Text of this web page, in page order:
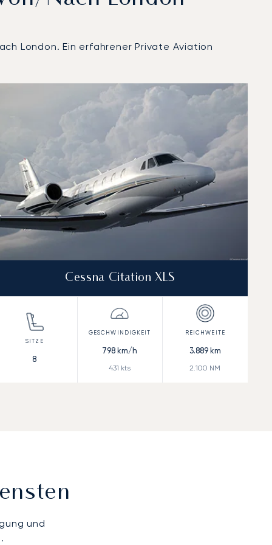
London. Ein erfahrener Private Aviation
Cessna Citation XLS
8
798 km/h
431 kts
3.889km
2.100 NM
und